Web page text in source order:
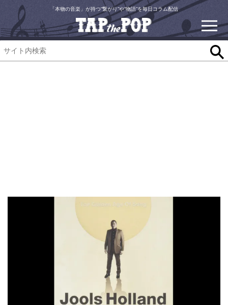
「本物の音楽」が持つ“繋がり”や“物語”を毎日コラム配信